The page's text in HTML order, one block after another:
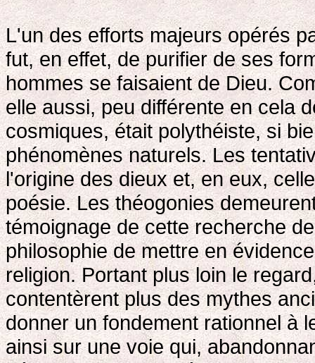
L'un des efforts majeurs opérés
fut, en effet, de purifier de ses
hommes se faisaient de Dieu.
elle aussi, peu différente en cela
cosmiques, était polythéiste, si
phénomènes naturels. Les
l'origine des dieux et, en eux,
poésie. Les théogonies
témoignage de cette recherche
philosophie de mettre en
religion. Portant plus loin le
contentèrent plus des mythes
donner un fondement rationnel à
ainsi sur une voie qui,